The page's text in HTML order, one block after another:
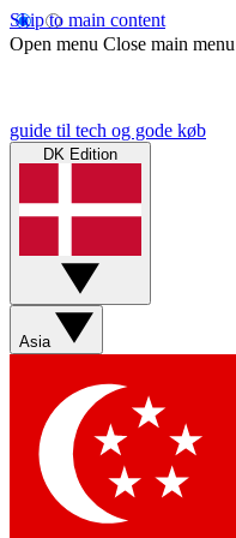
Skip to main content
Open menu Close main menu
guide til tech og gode køb
DK Edition
Asia